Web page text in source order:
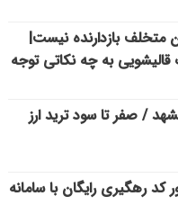
متخلف بازدارنده نیست|
به چه نکاتی توجه
/ صفر تا سود ترید ارز
رهگیری رایگان با سامانه